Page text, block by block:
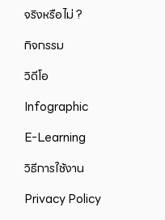
จริงหรือไม่ ?
กิจกรรม
วิดีโอ
Infographic
E-Learning
วิธีการใช้งาน
Privacy Policy